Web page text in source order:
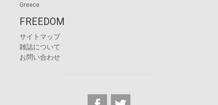
Greece
FREEDOM
サイトマップ
雑誌について
お問い合わせ